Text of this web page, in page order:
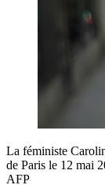
La féministe
de Paris le 12 mai
AFP